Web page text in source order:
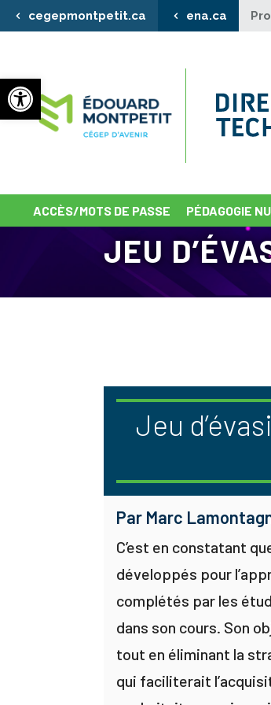
Ouvrir la barre d’outils
cegepmontpetit.ca ena.ca
ACCÈS/MOTS DE PASSE PÉDAGOGIE
JEU
Jeu
Par Marc
C’est en constatant
développés pour
complétés par les
dans son cours. Son
tout en éliminant la
qui faciliterait